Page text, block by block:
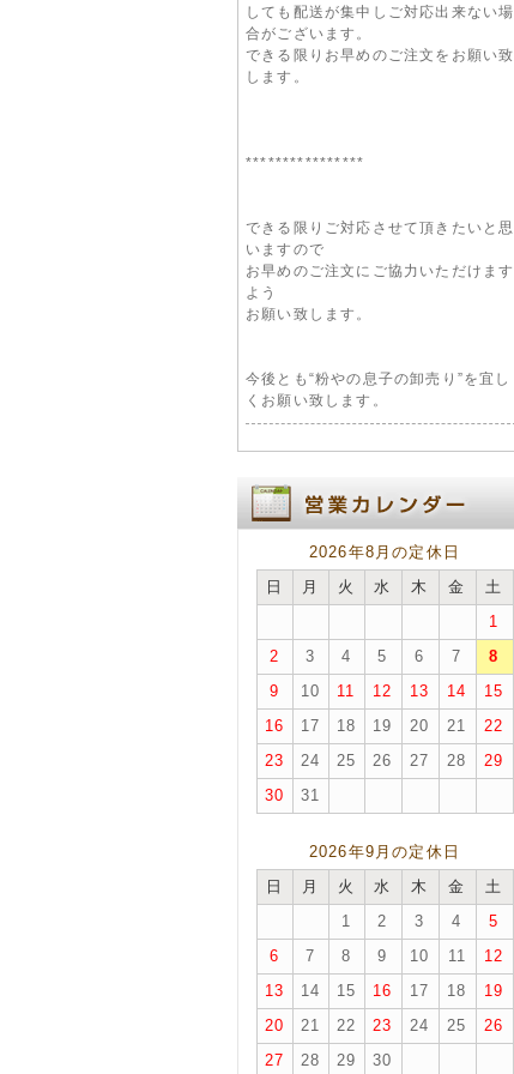
しても配送が集中しご対応出来ない場
合がございます。
できる限りお早めのご注文をお願い致
します。
****************
できる限りご対応させて頂きたいと思
いますので
お早めのご注文にご協力いただけます
よう
お願い致します。
今後とも“粉やの息子の卸売り”を宜し
くお願い致します。
2026年8月の定休日
日
月 火 水 木 金
土
1
2
3 4 5 6 7
8
9
10 11 12 13 14
15
16
17 18 19 20 21
22
23
24 25 26 27 28
29
30
31
2026年9月の定休日
日
月 火 水 木 金
土
1
2 3 4
5
6
7 8 9 10 11
12
13
14 15 16 17 18
19
20
21 22 23 24 25
26
27
28 29 30